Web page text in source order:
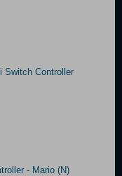
Switch Controller
- Mario (N)